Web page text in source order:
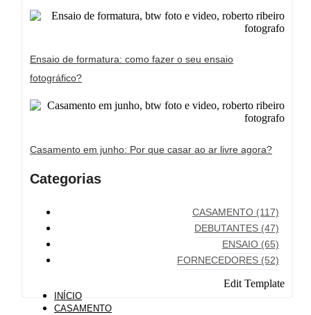
Ensaio de formatura: como fazer o seu ensaio
fotográfico?
Casamento em junho: Por que casar ao ar livre agora?
Categorias
CASAMENTO (117)
DEBUTANTES (47)
ENSAIO (65)
FORNECEDORES (52)
Edit Template
INÍCIO
CASAMENTO